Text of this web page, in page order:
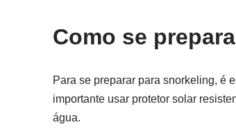
Como se
Para se preparar para snorkeling, é
importante usar protetor solar
água.